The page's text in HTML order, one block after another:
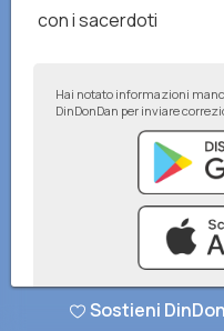
con i sacerdoti
Hai notato informazioni
DinDonDan per inviare
Sostieni